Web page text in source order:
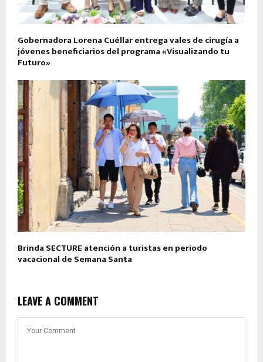
Gobernadora Lorena Cuéllar entrega vales de cirugía a
jóvenes beneficiarios del programa «Visualizando tu
Futuro»
Brinda SECTURE atención a turistas en periodo
vacacional de Semana Santa
LEAVE A COMMENT